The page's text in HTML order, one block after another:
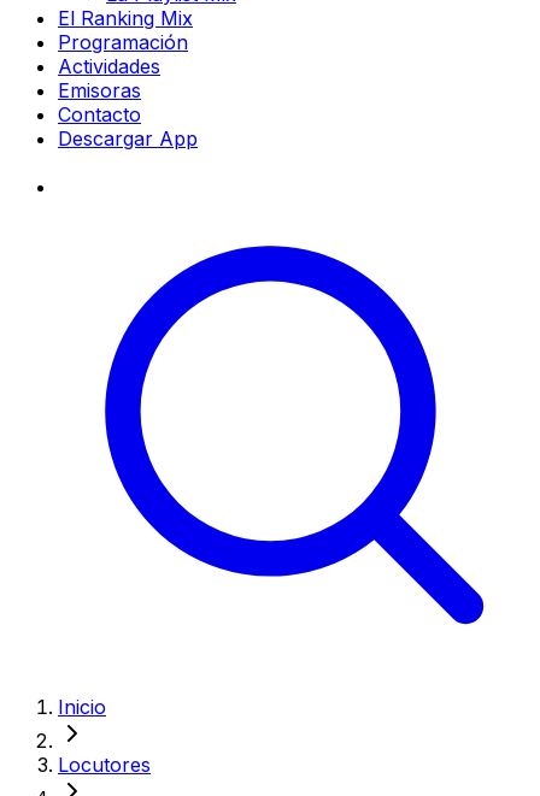
El Ranking Mix
Programación
Actividades
Emisoras
Contacto
Descargar App
Inicio
Locutores